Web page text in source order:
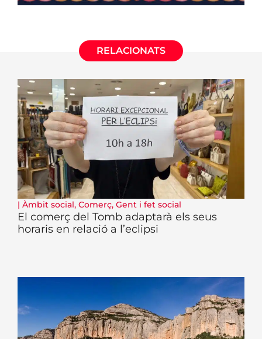
RELACIONATS
| Àmbit social, Comerç, Gent i fet social
El comerç del Tomb adaptarà els seus
horaris en relació a l’eclipsi